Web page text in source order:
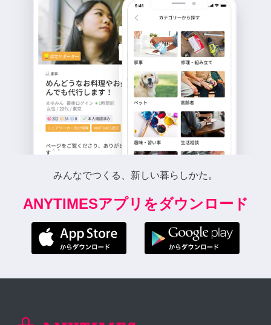
みんなでつくる、新しい暮らしかた。
ANYTIMESアプリをダウンロード